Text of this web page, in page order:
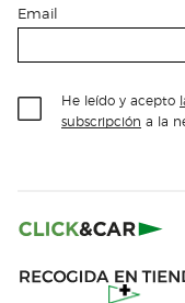
Email
He leído y acepto
subscripción a la